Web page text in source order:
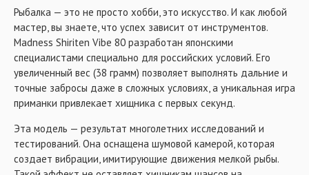
Рыбалка — это не просто хобби, это искусство. И как любой
мастер, вы знаете, что успех зависит от инструментов.
Madness Shiriten Vibe 80 разработан японскими
специалистами специально для российских условий. Его
увеличенный вес (38 грамм) позволяет выполнять дальние и
точные забросы даже в сложных условиях, а уникальная игра
приманки привлекает хищника с первых секунд.
Эта модель — результат многолетних исследований и
тестирований. Она оснащена шумовой камерой, которая
создает вибрации, имитирующие движения мелкой рыбы.